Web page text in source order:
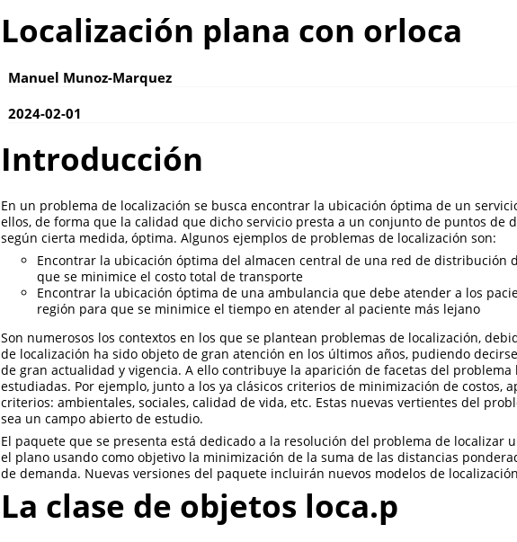
Localización plana con orloca
Manuel Munoz-Marquez
2024-02-01
Introducción
En un problema de localización se busca encontrar la ubicación óptima de un
ellos, de forma que la calidad que dicho servicio presta a un conjunto de puntos de
según cierta medida, óptima. Algunos ejemplos de problemas de localización son:
Encontrar la ubicación óptima del almacen central de una red de distribución
que se minimice el costo total de transporte
Encontrar la ubicación óptima de una ambulancia que debe atender a los
región para que se minimice el tiempo en atender al paciente más lejano
Son numerosos los contextos en los que se plantean problemas de localización,
de localización ha sido objeto de gran atención en los últimos años, pudiendo
de gran actualidad y vigencia. A ello contribuye la aparición de facetas del problema
estudiadas. Por ejemplo, junto a los ya clásicos criterios de minimización de costos,
criterios: ambientales, sociales, calidad de vida, etc. Estas nuevas vertientes del
sea un campo abierto de estudio.
El paquete que se presenta está dedicado a la resolución del problema de localizar
el plano usando como objetivo la minimización de la suma de las distancias
de demanda. Nuevas versiones del paquete incluirán nuevos modelos de
La clase de objetos loca.p